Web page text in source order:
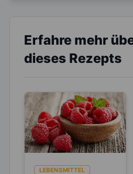
Erfahre mehr
dieses Rezepts
LEBENSMITTEL